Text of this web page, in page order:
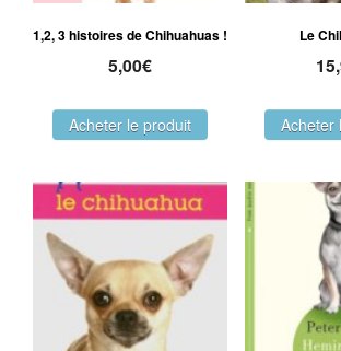
1,2, 3 histoires de Chihuahuas !
5,00€
Acheter le produit
Le
Acheter